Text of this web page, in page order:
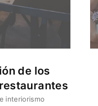
de los
interiorismo